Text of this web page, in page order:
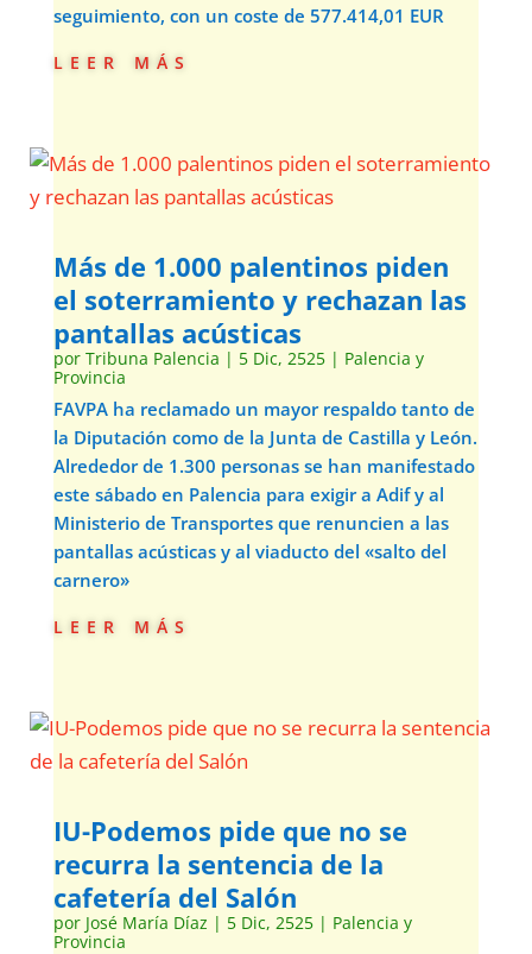
seguimiento, con un coste de 577.414,01 EUR
leer más
Más de 1.000 palentinos piden
el soterramiento y rechazan las
pantallas acústicas
por Tribuna Palencia | 5 Dic, 2525| Palencia y
Provincia
FAVPA ha reclamado un mayor respaldo tanto de
la Diputación como de la Junta de Castilla y León.
Alrededor de 1.300 personas se han manifestado
este sábado en Palencia para exigir a Adif y al
Ministerio de Transportes que renuncien a las
pantallas acústicas y al viaducto del «salto del
carnero»
leer más
IU-Podemos pide que no se
recurra la sentencia de la
cafetería del Salón
por José María Díaz | 5 Dic, 2525| Palencia y
Provincia